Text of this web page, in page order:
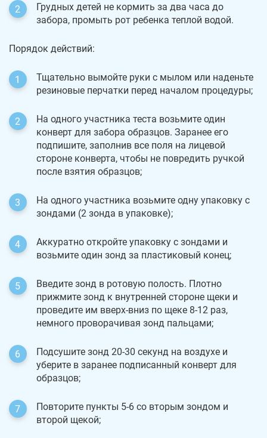
Грудных детей не кормить за два часа до
забора, промыть рот ребенка теплой водой.
Порядок действий:
Тщательно вымойте руки с мылом или наденьте
резиновые перчатки перед началом процедуры;
На одного участника теста возьмите один
конверт для забора образцов. Заранее его
подпишите, заполнив все поля на лицевой
стороне конверта, чтобы не повредить ручкой
после взятия образцов;
На одного участника возьмите одну упаковку с
зондами (2 зонда в упаковке);
Аккуратно откройте упаковку с зондами и
возьмите один зонд за пластиковый конец;
Введите зонд в ротовую полость. Плотно
прижмите зонд к внутренней стороне щеки и
проведите им вверх-вниз по щеке 8-12 раз,
немного проворачивая зонд пальцами;
Подсушите зонд 20-30 секунд на воздухе и
уберите в заранее подписанный конверт для
образцов;
Повторите пункты 5-6 со вторым зондом и
второй щекой;